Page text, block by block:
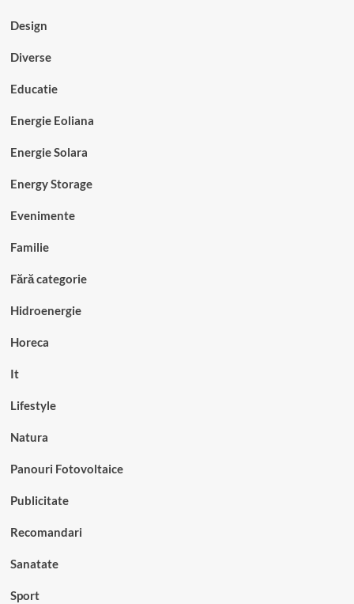
Design
Diverse
Educatie
Energie Eoliana
Energie Solara
Energy Storage
Evenimente
Familie
Fără categorie
Hidroenergie
Horeca
It
Lifestyle
Natura
Panouri Fotovoltaice
Publicitate
Recomandari
Sanatate
Sport